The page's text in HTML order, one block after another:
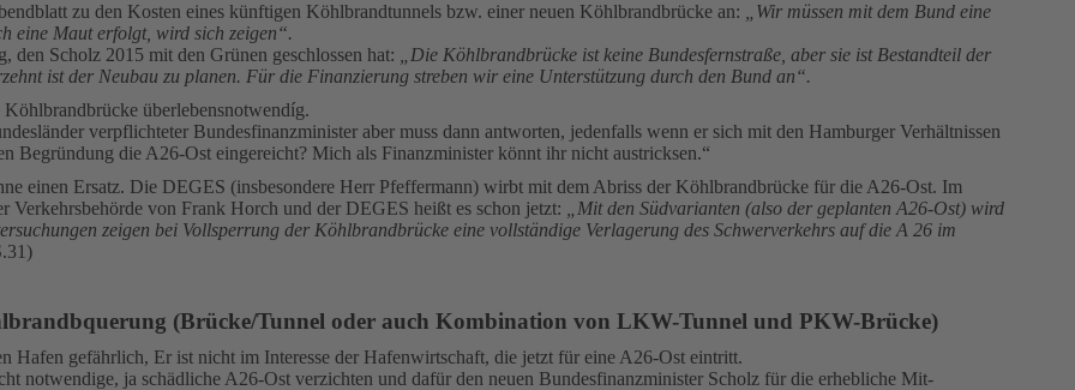
zu den Kosten eines künftigen Köhlbrandtunnels bzw. einer neuen Köhlbrandbrücke an:
„Wir müssen mit dem Bund eine
eine Maut erfolgt, wird sich zeigen“.
Scholz 2015 mit den Grünen geschlossen hat:
„Die Köhlbrandbrücke ist keine Bundesfernstraße, aber sie ist Bestandteil der
ist der Neubau zu planen. Für die Finanzierung streben wir eine Unterstützung durch den Bund an“.
überlebensnotwendíg.
verpflichteter Bundesfinanzminister aber muss dann antworten, jedenfalls wenn er sich mit den Hamburger Verhältnissen
Begründung die A26-Ost eingereicht? Mich als Finanzminister könnt ihr nicht austricksen.“
einen Ersatz. Die DEGES (insbesondere Herr Pfeffermann) wirbt mit dem Abriss der Köhlbrandbrücke für die A26-Ost. Im
Verkehrsbehörde von Frank Horch und der DEGES heißt es schon jetzt:
„Mit den Südvarianten (also der geplanten A26-Ost) wird
zeigen bei Vollsperrung der Köhlbrandbrücke eine vollständige Verlagerung des Schwerverkehrs auf die A 26 im
(Brücke/Tunnel oder auch Kombination von LKW-Tunnel und PKW-Brücke)
Hafen gefährlich, Er ist nicht im Interesse der Hafenwirtschaft, die jetzt für eine A26-Ost eintritt.
notwendige, ja schädliche A26-Ost verzichten und dafür den neuen Bundesfinanzminister Scholz für die erhebliche Mit-